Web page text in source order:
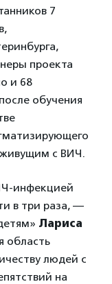
7
проекта
и 68
обучения
с ВИЧ.
инфекцией
в три раза, —
Лариса
область
людей с
на